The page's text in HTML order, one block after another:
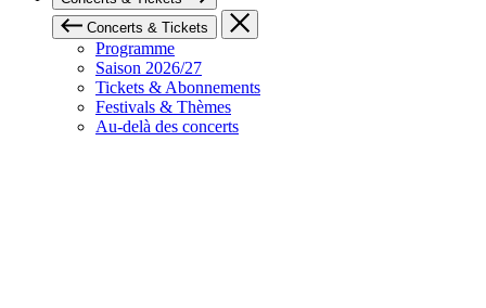
Concerts & Tickets
Programme
Saison 2026/27
Tickets & Abonnements
Festivals & Thèmes
Au-delà des concerts